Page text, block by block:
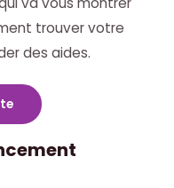
trouver votre
des aides.